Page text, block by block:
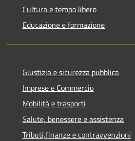
Cultura e tempo libero
Educazione e formazione
Giustizia e sicurezza pubblica
Imprese e Commercio
Mobilità e trasporti
Salute, benessere e assistenza
Tributi,finanze e contravvenzioni